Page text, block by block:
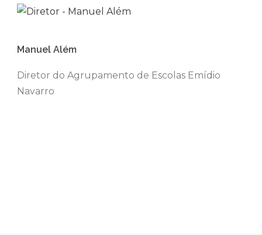
Manuel Além
Diretor do Agrupamento de Escolas Emídio
Navarro